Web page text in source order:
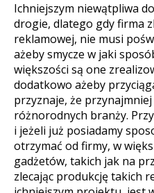
Ichniejszym niewątpliwa
drogie, dlatego gdy firma
reklamowej, nie musi
ażeby smycze w jaki
większości są one
dodatkowo ażeby
przyznaje, że
różnorodnych branży.
i jeżeli już posiadamy
otrzymać od firmy, w
gadżetów, takich jak na
zlecając produkcję takich